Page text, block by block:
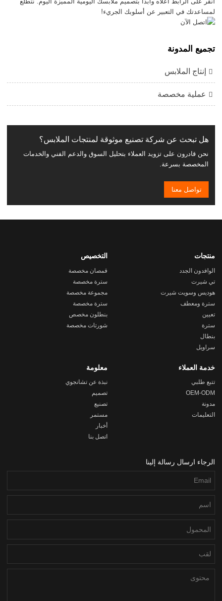
لمساعدتك في التعبير عن أسلوبك الجريء!
تجميع المدونة
إنتاج الملابس
عملية مخصصة
هل تبحث عن شركة تصنيع موثوقة لمنتجات الملابس؟
نحن قادرون على تزويد العملاء بتحليل السوق والدعم الفني والخدمات
المخصصة بسرعة.
تواصل معنا
منتجات
الوافدون الجدد
تي شيرت
هوديس وسويت شيرت
سترة ومعطف
تعيين
سترة
بنطال
سراويل
التخصيص
قمصان مخصصة
سترة مخصصة
مجموعة مخصصة
سترة مخصصة
بنطلون مخصص
شورتات مخصصة
خدمة العملاء
تتبع طلبي
OEM-ODM
مدونة
التعليمات
معلومة
نبذة عن تشانجوي
تصميم
تصنيع
مستمر
أخبار
اتصل بنا
الرجاء ارسال رسالة إلينا